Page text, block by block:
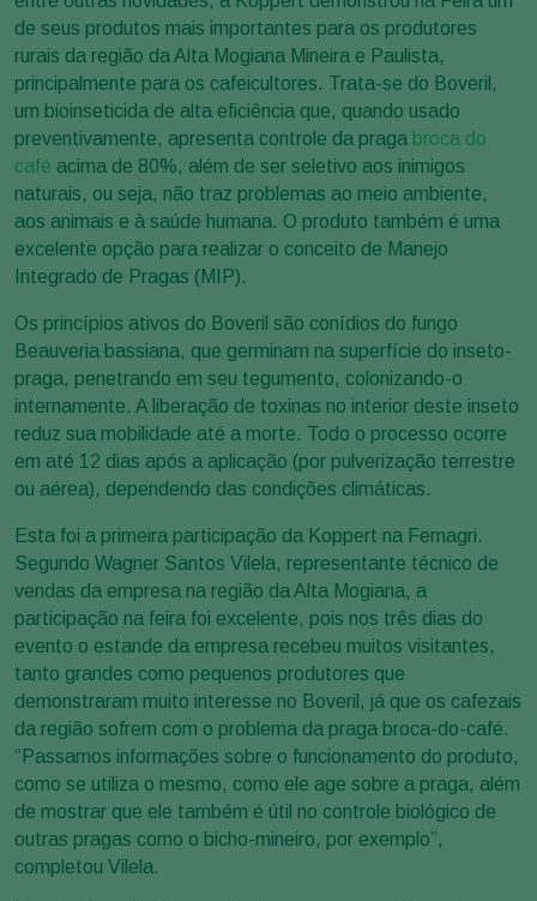
de seus produtos mais importantes para os produtores
rurais da região da Alta Mogiana Mineira e Paulista,
principalmente para os cafeicultores. Trata-se do Boveril,
um bioinseticida de alta eficiência que, quando usado
preventivamente, apresenta controle da praga broca do
café acima de 80%, além de ser seletivo aos inimigos
naturais, ou seja, não traz problemas ao meio ambiente,
aos animais e à saúde humana. O produto também é uma
excelente opção para realizar o conceito de Manejo
Integrado de Pragas (MIP).
Os princípios ativos do Boveril são conídios do fungo
Beauveria bassiana, que germinam na superfície do inseto-
praga, penetrando em seu tegumento, colonizando-o
internamente. A liberação de toxinas no interior deste inseto
reduz sua mobilidade até a morte. Todo o processo ocorre
em até 12 dias após a aplicação (por pulverização terrestre
ou aérea), dependendo das condições climáticas.
Esta foi a primeira participação da Koppert na Femagri.
Segundo Wagner Santos Vilela, representante técnico de
vendas da empresa na região da Alta Mogiana, a
participação na feira foi excelente, pois nos três dias do
evento o estande da empresa recebeu muitos visitantes,
tanto grandes como pequenos produtores que
demonstraram muito interesse no Boveril, já que os cafezais
da região sofrem com o problema da praga broca-do-café.
“Passamos informações sobre o funcionamento do produto,
como se utiliza o mesmo, como ele age sobre a praga, além
de mostrar que ele também é útil no controle biológico de
outras pragas como o bicho-mineiro, por exemplo”,
completou Vilela.